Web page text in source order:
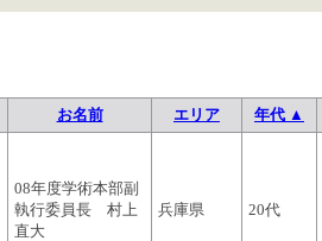
お名前 エリア 年代 ▲
08年度学術本部副
執行委員長 村上
直大
兵庫県 20代